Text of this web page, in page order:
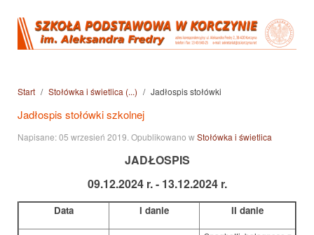
Start Stołówka i świetlica (...) Jadłospis stołówki
Jadłospis stołówki szkolnej
Napisane:05 wrzesień 2019 . Opublikowano wStołówka i świetlica
JADŁOSPIS
09.12.2024 r. - 13.12.2024 r.
Data I danie II danie